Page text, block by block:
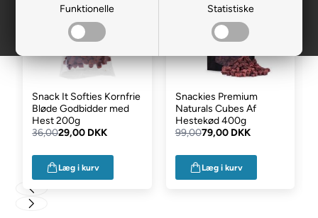
Funktionelle Statistiske
Snack It Softies Kornfrie
Bløde Godbidder med
Hest 200g
36,0029,00 DKK
Læg i kurv
Snackies Premium
Naturals Cubes Af
Hestekød 400g
99,0079,00 DKK
Læg i kurv